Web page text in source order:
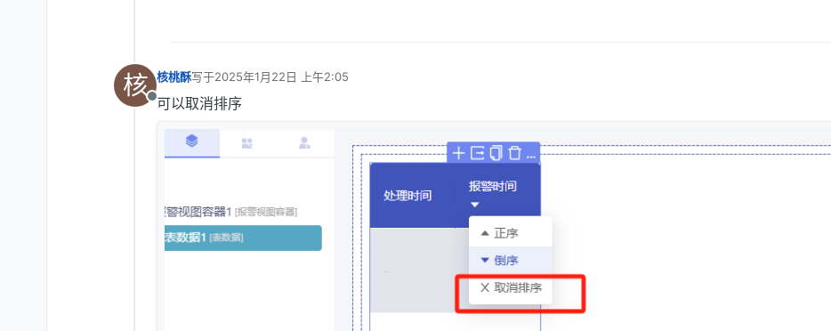
核
离线
核桃酥写于2025年1月22日 上午2:05
最后由 编辑
可以取消排序